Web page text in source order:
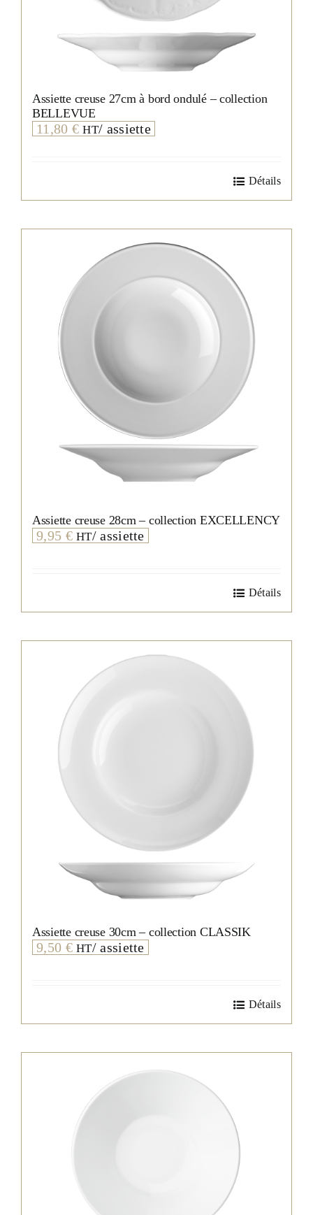
Assiette creuse 27cm à bord ondulé – collection
BELLEVUE
11,80 € HT/ assiette
Détails
Assiette creuse 28cm – collection EXCELLENCY
9,95 € HT/ assiette
Détails
Assiette creuse 30cm – collection CLASSIK
9,50 € HT/ assiette
Détails